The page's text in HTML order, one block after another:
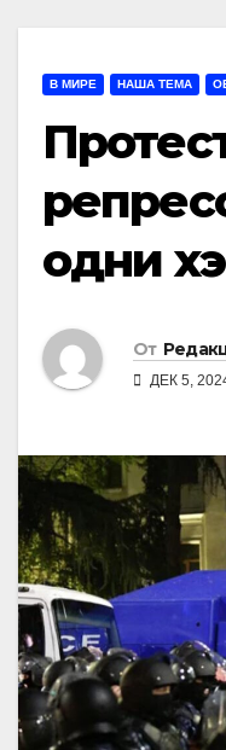
В МИРЕ НАША ТЕМА
одни
От
ДЕК 5,